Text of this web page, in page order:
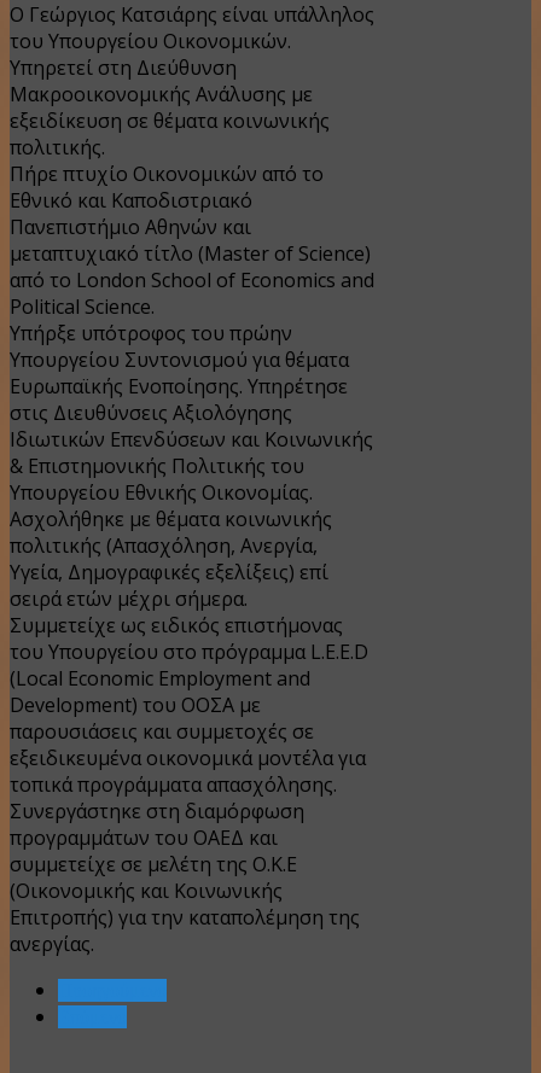
Ο Γεώργιος Κατσιάρης είναι υπάλληλος
του Υπουργείου Οικονομικών.
Υπηρετεί στη Διεύθυνση
Μακροοικονομικής Ανάλυσης με
εξειδίκευση σε θέματα κοινωνικής
πολιτικής.
Πήρε πτυχίο Οικονομικών από το
Εθνικό και Καποδιστριακό
Πανεπιστήμιο Αθηνών και
μεταπτυχιακό τίτλο (Master of Science)
από το London School of Economics and
Political Science.
Υπήρξε υπότροφος του πρώην
Υπουργείου Συντονισμού για θέματα
Ευρωπαϊκής Ενοποίησης. Υπηρέτησε
στις Διευθύνσεις Αξιολόγησης
Ιδιωτικών Επενδύσεων και Κοινωνικής
& Επιστημονικής Πολιτικής του
Υπουργείου Εθνικής Οικονομίας.
Ασχολήθηκε με θέματα κοινωνικής
πολιτικής (Απασχόληση, Ανεργία,
Υγεία, Δημογραφικές εξελίξεις) επί
σειρά ετών μέχρι σήμερα.
Συμμετείχε ως ειδικός επιστήμονας
του Υπουργείου στο πρόγραμμα L.E.E.D
(Local Economic Employment and
Development) του ΟΟΣΑ με
παρουσιάσεις και συμμετοχές σε
εξειδικευμένα οικονομικά μοντέλα για
τοπικά προγράμματα απασχόλησης.
Συνεργάστηκε στη διαμόρφωση
προγραμμάτων του ΟΑΕΔ και
συμμετείχε σε μελέτη της Ο.Κ.Ε
(Οικονομικής και Κοινωνικής
Επιτροπής) για την καταπολέμηση της
ανεργίας.